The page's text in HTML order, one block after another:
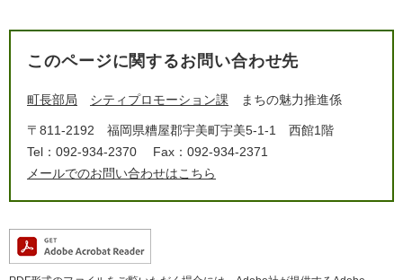
このページに関するお問い合わせ先
町長部局 シティプロモーション課 まちの魅力推進係
〒811-2192
福岡県糟屋郡宇美町宇美5-1-1 西館1階
Tel：092-934-2370
Fax：092-934-2371
メールでのお問い合わせはこちら